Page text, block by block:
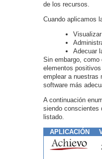
de los recursos.
Cuando aplicamos
Adecuar
Sin embargo, como
elementos
emplear a nuestras
software más
A continuación
siendo conscientes
listado.
APLICACIÓN